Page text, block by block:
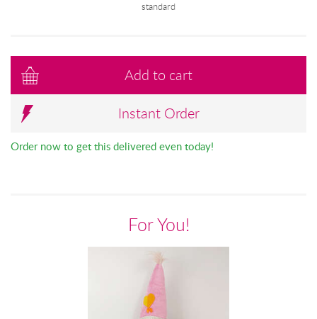
standard
Add to cart
Instant Order
Order now to get this delivered even today!
For You!